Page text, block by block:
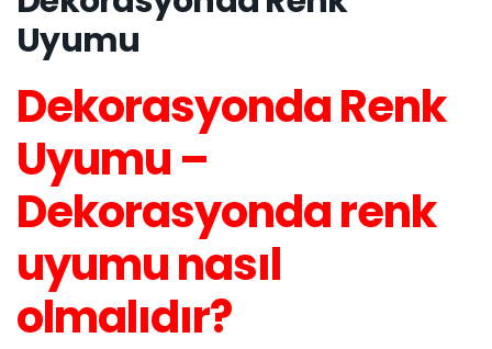
Uyumu
Dekorasyonda Renk
Uyumu –
Dekorasyonda renk
uyumu nasıl
olmalıdır?